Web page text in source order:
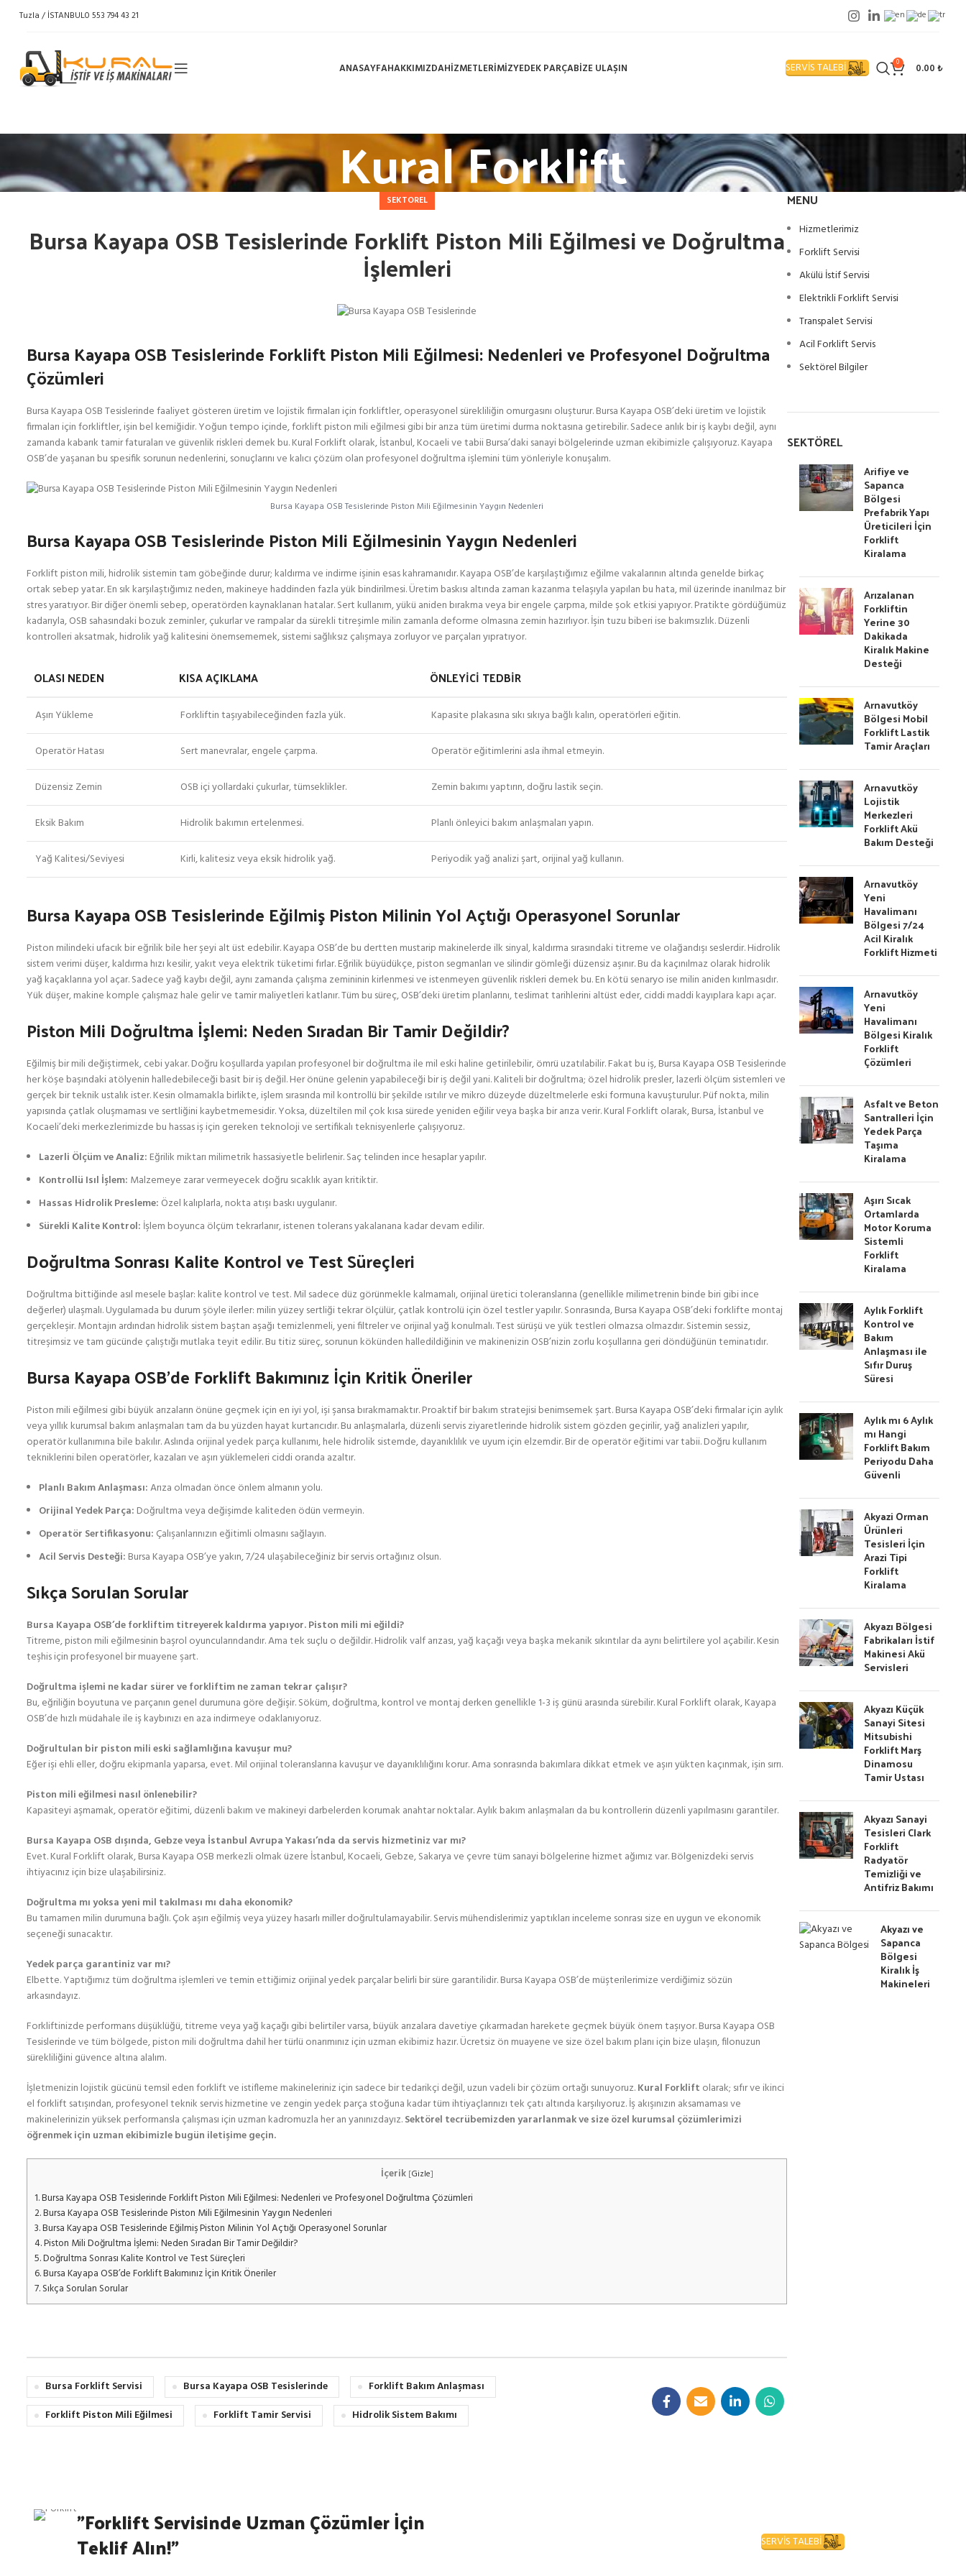
Tuzla / İSTANBUL0 553 794 43 21
ANASAYFAHAKKIMIZDAHİZMETLERİMİZYEDEK PARÇABİZE ULAŞIN SERVİS TALEBİ 0 0.00₺
Kural Forklift
SEKTOREL
Bursa Kayapa OSB Tesislerinde Forklift Piston Mili Eğilmesi ve Doğrultma
İşlemleri
Bursa Kayapa OSB Tesislerinde Forklift Piston Mili Eğilmesi: Nedenleri ve Profesyonel Doğrultma
Çözümleri
Bursa Kayapa OSB Tesislerinde faaliyet gösteren üretim ve lojistik firmaları için forkliftler, operasyonel sürekliliğin omurgasını oluşturur. Bursa Kayapa OSB’deki üretim ve lojistik
firmaları için forkliftler, işin bel kemiğidir. Yoğun tempo içinde, forklift piston mili eğilmesi gibi bir arıza tüm üretimi durma noktasına getirebilir. Sadece anlık bir iş kaybı değil, aynı
zamanda kabarık tamir faturaları ve güvenlik riskleri demek bu. Kural Forklift olarak, İstanbul, Kocaeli ve tabii Bursa’daki sanayi bölgelerinde uzman ekibimizle çalışıyoruz. Kayapa
OSB’de yaşanan bu spesifik sorunun nedenlerini, sonuçlarını ve kalıcı çözüm olan profesyonel doğrultma işlemini tüm yönleriyle konuşalım.
Bursa Kayapa OSB Tesislerinde Piston Mili Eğilmesinin Yaygın Nedenleri
Bursa Kayapa OSB Tesislerinde Piston Mili Eğilmesinin Yaygın Nedenleri
Forklift piston mili, hidrolik sistemin tam göbeğinde durur; kaldırma ve indirme işinin esas kahramanıdır. Kayapa OSB’de karşılaştığımız eğilme vakalarının altında genelde birkaç
ortak sebep yatar. En sık karşılaştığımız neden, makineye haddinden fazla yük bindirilmesi. Üretim baskısı altında zaman kazanma telaşıyla yapılan bu hata, mil üzerinde inanılmaz bir
stres yaratıyor. Bir diğer önemli sebep, operatörden kaynaklanan hatalar. Sert kullanım, yükü aniden bırakma veya bir engele çarpma, milde şok etkisi yapıyor. Pratikte gördüğümüz
kadarıyla, OSB sahasındaki bozuk zeminler, çukurlar ve rampalar da sürekli titreşimle milin zamanla deforme olmasına zemin hazırlıyor. İşin tuzu biberi ise bakımsızlık. Düzenli
kontrolleri aksatmak, hidrolik yağ kalitesini önemsememek, sistemi sağlıksız çalışmaya zorluyor ve parçaları yıpratıyor.
OLASI NEDEN KISA AÇIKLAMA ÖNLEYICI TEDBIR
Aşırı Yükleme Forkliftin taşıyabileceğinden fazla yük. Kapasite plakasına sıkı sıkıya bağlı kalın, operatörleri eğitin.
Operatör Hatası Sert manevralar, engele çarpma. Operatör eğitimlerini asla ihmal etmeyin.
Düzensiz Zemin OSB içi yollardaki çukurlar, tümseklikler. Zemin bakımı yaptırın, doğru lastik seçin.
Eksik Bakım Hidrolik bakımın ertelenmesi. Planlı önleyici bakım anlaşmaları yapın.
Yağ Kalitesi/Seviyesi Kirli, kalitesiz veya eksik hidrolik yağ. Periyodik yağ analizi şart, orijinal yağ kullanın.
Bursa Kayapa OSB Tesislerinde Eğilmiş Piston Milinin Yol Açtığı Operasyonel Sorunlar
Piston milindeki ufacık bir eğrilik bile her şeyi alt üst edebilir. Kayapa OSB’de bu dertten mustarip makinelerde ilk sinyal, kaldırma sırasındaki titreme ve olağandışı seslerdir. Hidrolik
sistem verimi düşer, kaldırma hızı kesilir, yakıt veya elektrik tüketimi fırlar. Eğrilik büyüdükçe, piston segmanları ve silindir gömleği düzensiz aşınır. Bu da kaçınılmaz olarak hidrolik
yağ kaçaklarına yol açar. Sadece yağ kaybı değil, aynı zamanda çalışma zemininin kirlenmesi ve istenmeyen güvenlik riskleri demek bu. En kötü senaryo ise milin aniden kırılmasıdır.
Yük düşer, makine komple çalışmaz hale gelir ve tamir maliyetleri katlanır. Tüm bu süreç, OSB’deki üretim planlarını, teslimat tarihlerini altüst eder, ciddi maddi kayıplara kapı açar.
Piston Mili Doğrultma İşlemi: Neden Sıradan Bir Tamir Değildir?
Eğilmiş bir mili değiştirmek, cebi yakar. Doğru koşullarda yapılan profesyonel bir doğrultma ile mil eski haline getirilebilir, ömrü uzatılabilir. Fakat bu iş, Bursa Kayapa OSB Tesislerinde
her köşe başındaki atölyenin halledebileceği basit bir iş değil. Her önüne gelenin yapabileceği bir iş değil yani. Kaliteli bir doğrultma; özel hidrolik presler, lazerli ölçüm sistemleri ve
gerçek bir teknik ustalık ister. Kesin olmamakla birlikte, işlem sırasında mil kontrollü bir şekilde ısıtılır ve mikro düzeyde düzeltmelerle eski formuna kavuşturulur. Püf nokta, milin
yapısında çatlak oluşmaması ve sertliğini kaybetmemesidir. Yoksa, düzeltilen mil çok kısa sürede yeniden eğilir veya başka bir arıza verir. Kural Forklift olarak, Bursa, İstanbul ve
Kocaeli’deki merkezlerimizde bu hassas iş için gereken teknoloji ve sertifikalı teknisyenlerle çalışıyoruz.
Lazerli Ölçüm ve Analiz: Eğrilik miktarı milimetrik hassasiyetle belirlenir. Saç telinden ince hesaplar yapılır.
Kontrollü Isıl İşlem: Malzemeye zarar vermeyecek doğru sıcaklık ayarı kritiktir.
Hassas Hidrolik Presleme: Özel kalıplarla, nokta atışı baskı uygulanır.
Sürekli Kalite Kontrol: İşlem boyunca ölçüm tekrarlanır, istenen tolerans yakalanana kadar devam edilir.
Doğrultma Sonrası Kalite Kontrol ve Test Süreçleri
Doğrultma bittiğinde asıl mesele başlar: kalite kontrol ve test. Mil sadece düz görünmekle kalmamalı, orijinal üretici toleranslarına (genellikle milimetrenin binde biri gibi ince
değerler) ulaşmalı. Uygulamada bu durum şöyle ilerler: milin yüzey sertliği tekrar ölçülür, çatlak kontrolü için özel testler yapılır. Sonrasında, Bursa Kayapa OSB’deki forklifte montaj
gerçekleşir. Montajın ardından hidrolik sistem baştan aşağı temizlenmeli, yeni filtreler ve orijinal yağ konulmalı. Test sürüşü ve yük testleri olmazsa olmazdır. Sistemin sessiz,
titreşimsiz ve tam gücünde çalıştığı mutlaka teyit edilir. Bu titiz süreç, sorunun kökünden halledildiğinin ve makinenizin OSB’nizin zorlu koşullarına geri döndüğünün teminatıdır.
Bursa Kayapa OSB’de Forklift Bakımınız İçin Kritik Öneriler
Piston mili eğilmesi gibi büyük arızaların önüne geçmek için en iyi yol, işi şansa bırakmamaktır. Proaktif bir bakım stratejisi benimsemek şart. Bursa Kayapa OSB’deki firmalar için aylık
veya yıllık kurumsal bakım anlaşmaları tam da bu yüzden hayat kurtarıcıdır. Bu anlaşmalarla, düzenli servis ziyaretlerinde hidrolik sistem gözden geçirilir, yağ analizleri yapılır,
operatör kullanımına bile bakılır. Aslında orijinal yedek parça kullanımı, hele hidrolik sistemde, dayanıklılık ve uyum için elzemdir. Bir de operatör eğitimi var tabii. Doğru kullanım
tekniklerini bilen operatörler, kazaları ve aşırı yüklemeleri ciddi oranda azaltır.
Planlı Bakım Anlaşması:Arıza olmadan önce önlem almanın yolu.
Orijinal Yedek Parça: Doğrultma veya değişimde kaliteden ödün vermeyin.
Operatör Sertifikasyonu: Çalışanlarınızın eğitimli olmasını sağlayın.
Acil Servis Desteği: Bursa Kayapa OSB’ye yakın, 7/24 ulaşabileceğiniz bir servis ortağınız olsun.
Sıkça Sorulan Sorular
Bursa Kayapa OSB’de forkliftim titreyerek kaldırma yapıyor. Piston mili mi eğildi?
Titreme, piston mili eğilmesinin başrol oyuncularındandır. Ama tek suçlu o değildir. Hidrolik valf arızası, yağ kaçağı veya başka mekanik sıkıntılar da aynı belirtilere yol açabilir. Kesin
teşhis için profesyonel bir muayene şart.
Doğrultma işlemi ne kadar sürer ve forkliftim ne zaman tekrar çalışır?
Bu, eğriliğin boyutuna ve parçanın genel durumuna göre değişir. Söküm, doğrultma, kontrol ve montaj derken genellikle 1-3 iş günü arasında sürebilir. Kural Forklift olarak, Kayapa
OSB’de hızlı müdahale ile iş kaybınızı en aza indirmeye odaklanıyoruz.
Doğrultulan bir piston mili eski sağlamlığına kavuşur mu?
Eğer işi ehli eller, doğru ekipmanla yaparsa, evet. Mil orijinal toleranslarına kavuşur ve dayanıklılığını korur. Ama sonrasında bakımlara dikkat etmek ve aşırı yükten kaçınmak, işin sırrı.
Piston mili eğilmesi nasıl önlenebilir?
Kapasiteyi aşmamak, operatör eğitimi, düzenli bakım ve makineyi darbelerden korumak anahtar noktalar. Aylık bakım anlaşmaları da bu kontrollerin düzenli yapılmasını garantiler.
Bursa Kayapa OSB dışında, Gebze veya İstanbul Avrupa Yakası’nda da servis hizmetiniz var mı?
Evet. Kural Forklift olarak, Bursa Kayapa OSB merkezli olmak üzere İstanbul, Kocaeli, Gebze, Sakarya ve çevre tüm sanayi bölgelerine hizmet ağımız var. Bölgenizdeki servis
ihtiyacınız için bize ulaşabilirsiniz.
Doğrultma mı yoksa yeni mil takılması mı daha ekonomik?
Bu tamamen milin durumuna bağlı. Çok aşırı eğilmiş veya yüzey hasarlı miller doğrultulamayabilir. Servis mühendislerimiz yaptıkları inceleme sonrası size en uygun ve ekonomik
seçeneği sunacaktır.
Yedek parça garantiniz var mı?
Elbette. Yaptığımız tüm doğrultma işlemleri ve temin ettiğimiz orijinal yedek parçalar belirli bir süre garantilidir. Bursa Kayapa OSB’de müşterilerimize verdiğimiz sözün
arkasındayız.
Forkliftinizde performans düşüklüğü, titreme veya yağ kaçağı gibi belirtiler varsa, büyük arızalara davetiye çıkarmadan harekete geçmek büyük önem taşıyor. Bursa Kayapa OSB
Tesislerinde ve tüm bölgede, piston mili doğrultma dahil her türlü onarımınız için uzman ekibimiz hazır. Ücretsiz ön muayene ve size özel bakım planı için bize ulaşın, filonuzun
sürekliliğini güvence altına alalım.
İşletmenizin lojistik gücünü temsil eden forklift ve istifleme makineleriniz için sadece bir tedarikçi değil, uzun vadeli bir çözüm ortağı sunuyoruz.Kural Forklift olarak; sıfır ve ikinci
el forklift satışından, profesyonel teknik servis hizmetine ve zengin yedek parça stoğuna kadar tüm ihtiyaçlarınızı tek çatı altında karşılıyoruz. İş akışınızın aksamaması ve
makinelerinizin yüksek performansla çalışması için uzman kadromuzla her an yanınızdayız.Sektörel tecrübemizden yararlanmak ve size özel kurumsal çözümlerimizi
öğrenmek için uzman ekibimizle bugün iletişime geçin.
İçerik [Gizle]
1.Bursa Kayapa OSB Tesislerinde Forklift Piston Mili Eğilmesi: Nedenleri ve Profesyonel Doğrultma Çözümleri
2.Bursa Kayapa OSB Tesislerinde Piston Mili Eğilmesinin Yaygın Nedenleri
3.Bursa Kayapa OSB Tesislerinde Eğilmiş Piston Milinin Yol Açtığı Operasyonel Sorunlar
4.Piston Mili Doğrultma İşlemi: Neden Sıradan Bir Tamir Değildir?
5.Doğrultma Sonrası Kalite Kontrol ve Test Süreçleri
6.Bursa Kayapa OSB’de Forklift Bakımınız İçin Kritik Öneriler
7.Sıkça Sorulan Sorular
Bursa Forklift Servisi Bursa Kayapa OSB Tesislerinde
Forklift Bakım Anlaşması
Forklift Piston Mili Eğilmesi
Forklift Tamir Servisi Hidrolik Sistem Bakımı
MENU
Hizmetlerimiz
Forklift Servisi
Akülü İstif Servisi
Elektrikli Forklift Servisi
Transpalet Servisi
Acil Forklift Servis
Sektörel Bilgiler
SEKTÖREL
Arifiye ve
Sapanca
Bölgesi
Prefabrik Yapı
Üreticileri İçin
Forklift
Kiralama
Arızalanan
Forkliftin
Yerine 30
Dakikada
Kiralık Makine
Desteği
Arnavutköy
Bölgesi Mobil
Forklift Lastik
Tamir Araçları
Arnavutköy
Lojistik
Merkezleri
Forklift Akü
Bakım Desteği
Arnavutköy
Yeni
Havalimanı
Bölgesi 7/24
Acil Kiralık
Forklift Hizmeti
Arnavutköy
Yeni
Havalimanı
Bölgesi Kiralık
Forklift
Çözümleri
Asfalt ve Beton
Santralleri İçin
Yedek Parça
Taşıma
Kiralama
Aşırı Sıcak
Ortamlarda
Motor Koruma
Sistemli
Forklift
Kiralama
Aylık Forklift
Kontrol ve
Bakım
Anlaşması ile
Sıfır Duruş
Süresi
Aylık mı 6 Aylık
mı Hangi
Forklift Bakım
Periyodu Daha
Güvenli
Akyazi Orman
Ürünleri
Tesisleri İçin
Arazi Tipi
Forklift
Kiralama
Akyazı Bölgesi
Fabrikaları İstif
Makinesi Akü
Servisleri
Akyazı Küçük
Sanayi Sitesi
Mitsubishi
Forklift Marş
Dinamosu
Tamir Ustası
Akyazı Sanayi
Tesisleri Clark
Forklift
Radyatör
Temizliği ve
Antifriz Bakımı
Akyazı ve
Sapanca
Bölgesi
Kiralık İş
Makineleri
"Forklift Servisinde Uzman Çözümler İçin
Teklif Alın!" SERVİS TALEBİ